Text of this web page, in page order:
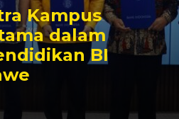
Kampus
dalam
BI